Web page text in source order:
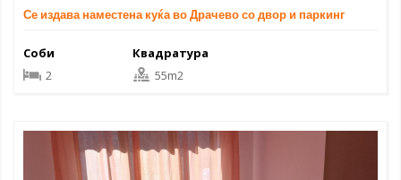
Се издава наместена куќа во Драчево со двор и паркинг
Соби
2
Квадратура
55m2